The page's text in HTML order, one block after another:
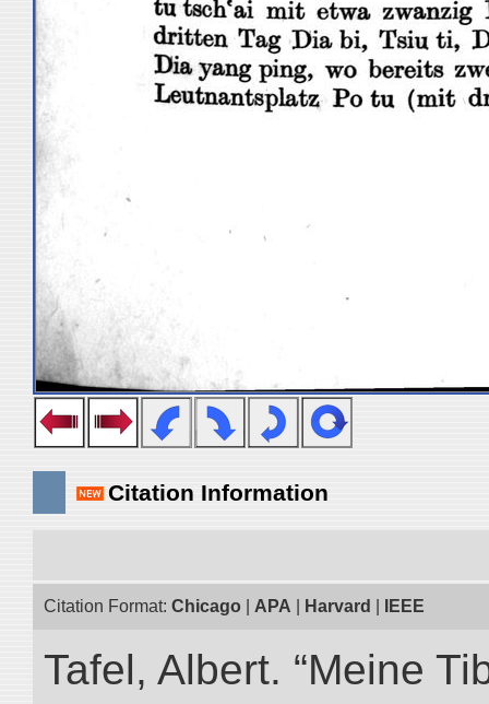
Citation Information
Citation Format: Chicago APA Harvard IEEE
Tafel, Albert. “Meine